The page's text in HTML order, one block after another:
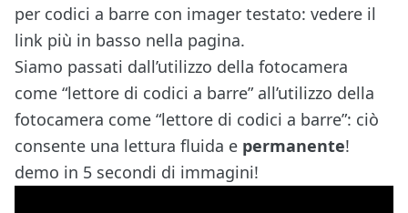
per codici a barre con imager testato: vedere il
link più in basso nella pagina.
Siamo passati dall’utilizzo della fotocamera
come “lettore di codici a barre” all’utilizzo della
fotocamera come “lettore di codici a barre”: ciò
consente una lettura fluida e permanente!
demo in 5 secondi di immagini!